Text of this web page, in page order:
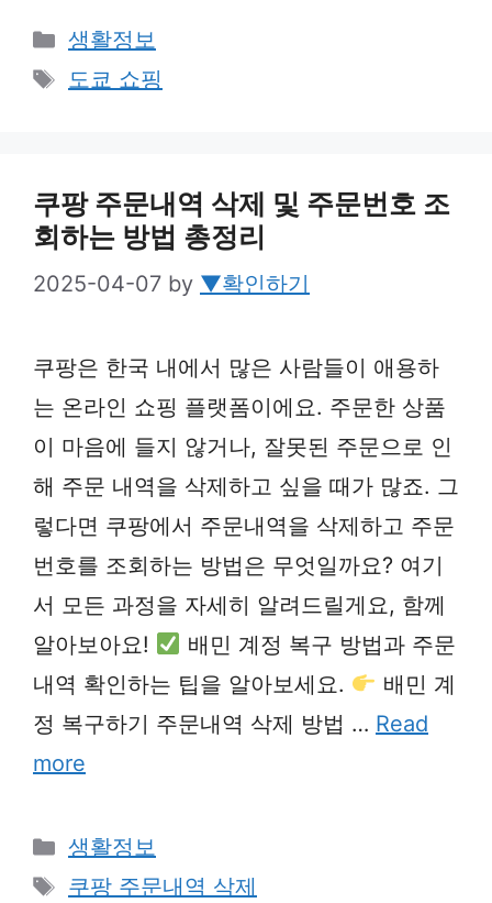
Categories
생활정보
Tags
도쿄 쇼핑
쿠팡 주문내역 삭제 및 주문번호 조
회하는 방법 총정리
2025-04-07 by ▼확인하기
쿠팡은 한국 내에서 많은 사람들이 애용하
는 온라인 쇼핑 플랫폼이에요. 주문한 상품
이 마음에 들지 않거나, 잘못된 주문으로 인
해 주문 내역을 삭제하고 싶을 때가 많죠. 그
렇다면 쿠팡에서 주문내역을 삭제하고 주문
번호를 조회하는 방법은 무엇일까요? 여기
서 모든 과정을 자세히 알려드릴게요, 함께
알아보아요!
배민 계정 복구 방법과 주문
내역 확인하는 팁을 알아보세요.
배민 계
정 복구하기 주문내역 삭제 방법 … Read
more
Categories
생활정보
Tags
쿠팡 주문내역 삭제